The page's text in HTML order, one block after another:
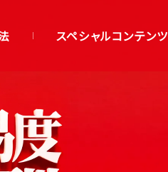
スペシャルコンテンツ